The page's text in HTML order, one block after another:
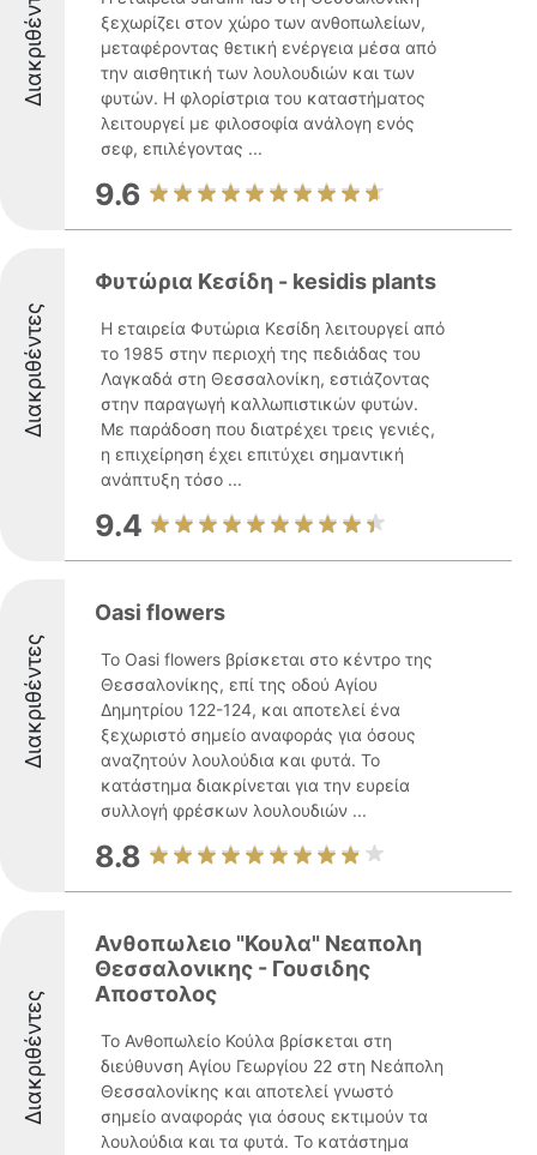
Διακριθέντες
ξεχωρίζει στον χώρο των ανθοπωλείων,
μεταφέροντας θετική ενέργεια μέσα από
την αισθητική των λουλουδιών και των
φυτών. Η φλορίστρια του καταστήματος
λειτουργεί με φιλοσοφία ανάλογη ενός
σεφ, επιλέγοντας ...
9.6
Διακριθέντες
Φυτώρια Κεσίδη - kesidis plants
Η εταιρεία Φυτώρια Κεσίδη λειτουργεί από
το 1985 στην περιοχή της πεδιάδας του
Λαγκαδά στη Θεσσαλονίκη, εστιάζοντας
στην παραγωγή καλλωπιστικών φυτών.
Με παράδοση που διατρέχει τρεις γενιές,
η επιχείρηση έχει επιτύχει σημαντική
ανάπτυξη τόσο ...
9.4
Διακριθέντες
Oasi flowers
Το Oasi flowers βρίσκεται στο κέντρο της
Θεσσαλονίκης, επί της οδού Αγίου
Δημητρίου 122-124, και αποτελεί ένα
ξεχωριστό σημείο αναφοράς για όσους
αναζητούν λουλούδια και φυτά. Το
κατάστημα διακρίνεται για την ευρεία
συλλογή φρέσκων λουλουδιών ...
8.8
Διακριθέντες
Ανθοπωλειο "Κουλα" Νεαπολη
Θεσσαλονικης - Γουσιδης
Αποστολος
Το Ανθοπωλείο Κούλα βρίσκεται στη
διεύθυνση Αγίου Γεωργίου 22 στη Νεάπολη
Θεσσαλονίκης και αποτελεί γνωστό
σημείο αναφοράς για όσους εκτιμούν τα
λουλούδια και τα φυτά. Το κατάστημα